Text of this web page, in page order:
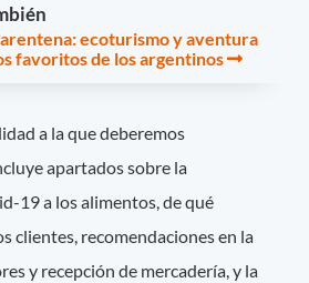
ecoturismo y aventura
favoritos de los argentinos
a la que deberemos
apartados sobre la
19 a los alimentos, de qué
clientes, recomendaciones en la
y recepción de mercadería, y la